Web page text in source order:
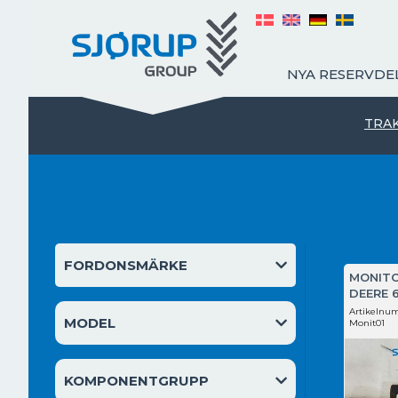
FORDONSMÄRKE
MODEL
KOMPONENTGRUPP
DEERE
Monit01
NYA